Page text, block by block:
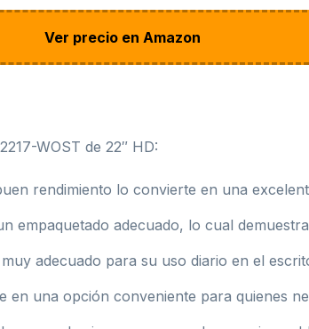
Ver precio en Amazon
WOST de 22″ HD:
rendimiento lo convierte en una
empaquetado adecuado, lo cual
adecuado para su uso diario en el
una opción conveniente para quienes